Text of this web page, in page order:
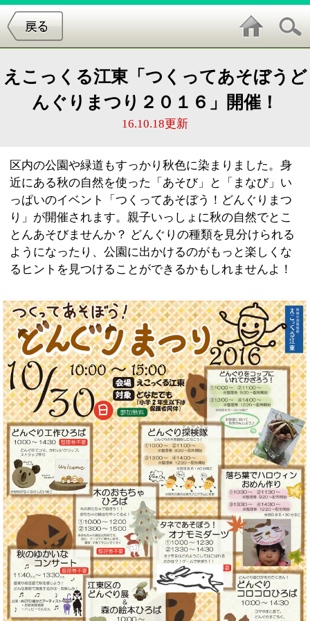
んぐりまつり２０１６」開催！
区内の公園や緑道もすっかり秋色に染まりました。身
近にある秋の自然を使った「あそび」と「まなび」い
とんあそびませんか？ どんぐりの種類を見分けられる
ようになったり、公園に出かけるのがもっと楽しくな
るヒントを見つけることができるかもしれませんよ！
このページの先頭へ
江戸川区時間 江東区時間 葛飾区時間
表示：PC|モバイル